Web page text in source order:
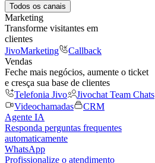
Todos os canais
Marketing
Transforme visitantes em
clientes
JivoMarketing
Callback
Vendas
Feche mais negócios, aumente o ticket
e cresça sua base de clientes
Telefonia Jivo
Jivochat Team Chats
Videochamadas
CRM
Agente IA
Responda perguntas frequentes
automaticamente
WhatsApp
Profissionalize o atendimento